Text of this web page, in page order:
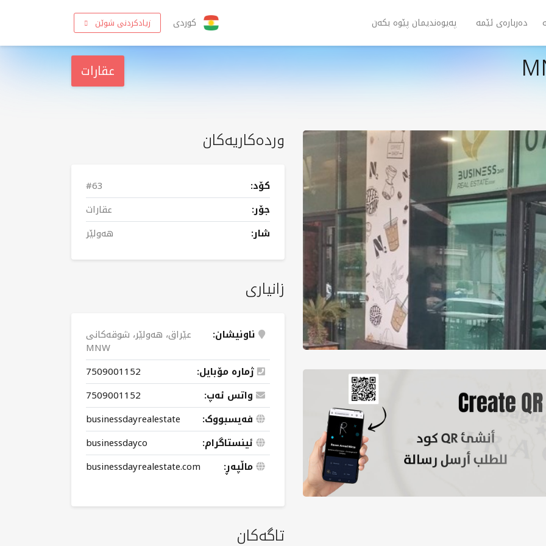
دەربارەی ئێمە پەیوەندیمان پێوە بکەن کوردی زیادکردنی شوێن
عقارات
وردەکاریەکان
کۆد:
#63
جۆر:
عقارات
شار:
هەولێر
زانیاری
ناونیشان: عێراق، هەولێر، شوقەکانی
MNW
ژمارە مۆبایل:
7509001152
واتس ئەپ:
7509001152
فەیسبووک:
businessdayrealestate
ئینستاگرام:
businessdayco
ماڵپەڕ:
businessdayrealestate.com
تاگەکان